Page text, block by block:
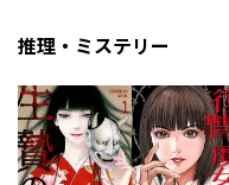
推理・ミステリー